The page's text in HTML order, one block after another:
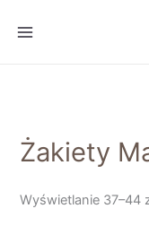
Żakiety
Wyświetlanie 37–44